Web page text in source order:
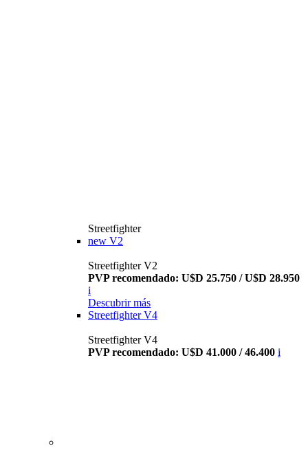
Streetfighter
new V2
Streetfighter V2
PVP recomendado: U$D 25.750 / U$D 28.950
i
Descubrir más
Streetfighter V4
Streetfighter V4
PVP recomendado: U$D 41.000 / 46.400 i